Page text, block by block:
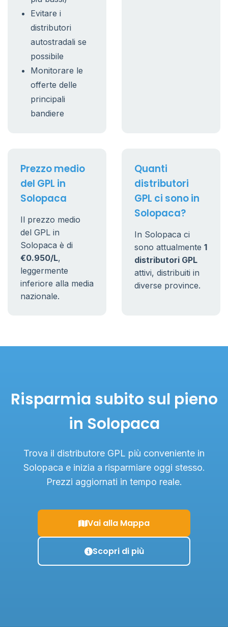
Evitare i
distributori
autostradali se
possibile
Monitorare le
offerte delle
principali
bandiere
Prezzo medio
del GPL in
Solopaca
Il prezzo medio
del GPL in
Solopaca è di
€0.950/L,
leggermente
inferiore alla media
nazionale.
Quanti
distributori
GPL ci sono in
Solopaca?
In Solopaca ci
sono attualmente 1
distributori GPL
attivi, distribuiti in
diverse province.
Risparmia subito sul pieno
in Solopaca
Trova il distributore GPL più conveniente in
Solopaca e inizia a risparmiare oggi stesso.
Prezzi aggiornati in tempo reale.
Vai alla Mappa
Scopri di più